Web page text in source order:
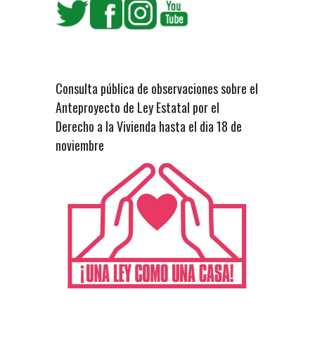
Consulta pública de observaciones sobre el
Anteproyecto de Ley Estatal por el
Derecho a la Vivienda hasta el dia 18 de
noviembre